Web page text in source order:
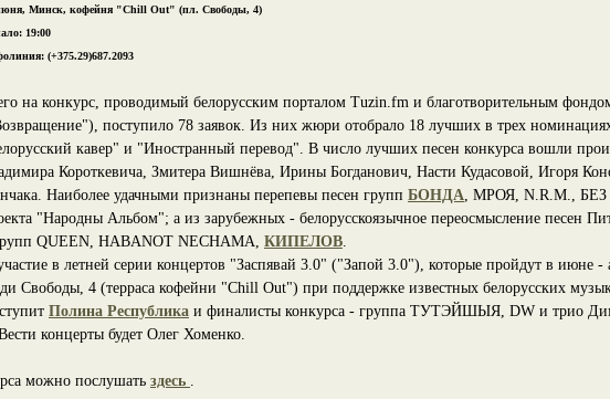
Минск, кофейня "Chill Out" (пл. Свободы, 4)
19:00
(+375.29)687.2093
на конкурс, проводимый белорусским порталом Tuzin.fm и благотворительным
поступило 78 заявок. Из них жюри отобрало 18 лучших в трех
кавер" и "Иностранный перевод". В число лучших песен конкурса вошли
Короткевича, Змитера Вишнёва, Ирины Богданович, Насти Кудасовой, Игоря
Наиболее удачными признаны перепевы песен групп БОНДА, МРОЯ, N.R.M.,
"Народны Альбом"; а из зарубежных - белорусскоязычное переосмысление песен
QUEEN, HABANOT NECHAMA, КИПЕЛОВ.
в летней серии концертов "Заспявай 3.0" ("Запой 3.0"), которые пройдут в июне -
Свободы, 4 (терраса кофейни "Chill Out") при поддержке известных белорусских
Полина Республика и финалисты конкурса - группа ТУТЭЙШЫЯ, DW и трио
концерты будет Олег Хоменко.
можно послушать здесь .